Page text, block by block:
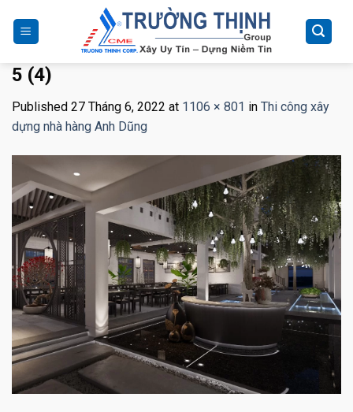
content
5 (4)
Published 27 Tháng 6, 2022 at 1106 × 801 in Thi công xây
dựng nhà hàng Anh Dũng